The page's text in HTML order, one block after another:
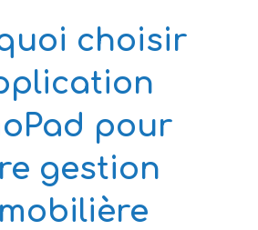
choisir
pour
gestion